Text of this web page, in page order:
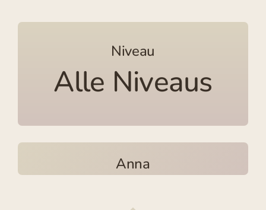
Niveau
Alle Niveaus
Anna